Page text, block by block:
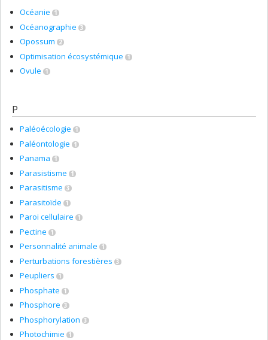
Océanie 1
Océanographie 3
Opossum 2
Optimisation écosystémique 1
Ovule 1
P
Paléoécologie 1
Paléontologie 1
Panama 1
Parasistisme 1
Parasitisme 3
Parasitoïde 1
Paroi cellulaire 1
Pectine 1
Personnalité animale 1
Perturbations forestières 3
Peupliers 1
Phosphate 1
Phosphore 3
Phosphorylation 3
Photochimie 1